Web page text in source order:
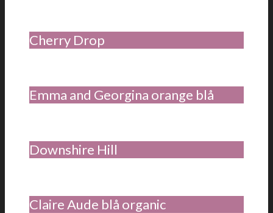
Cherry Drop
Emma and Georgina orange blå
Downshire Hill
Claire Aude blå organic